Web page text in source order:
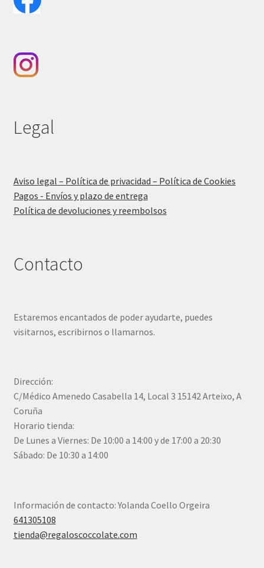
Legal
Aviso legal – Política de privacidad – Política de Cookies
Pagos - Envíos y plazo de entrega
Política de devoluciones y reembolsos
Contacto
Estaremos encantados de poder ayudarte, puedes
visitarnos, escribirnos o llamarnos.
Dirección:
C/Médico Amenedo Casabella 14, Local 3 15142 Arteixo, A
Coruña
Horario tienda:
De Lunes a Viernes: De 10:00 a 14:00 y de 17:00 a 20:30
Sábado: De 10:30 a 14:00
Información de contacto: Yolanda Coello Orgeira
641305108
tienda@regaloscoccolate.com